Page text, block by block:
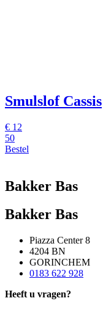
Smulslof Cassis
€ 12
50
Bestel
Bakker Bas
Bakker Bas
Piazza Center 8
4204 BN
GORINCHEM
0183 622 928
Heeft u vragen?